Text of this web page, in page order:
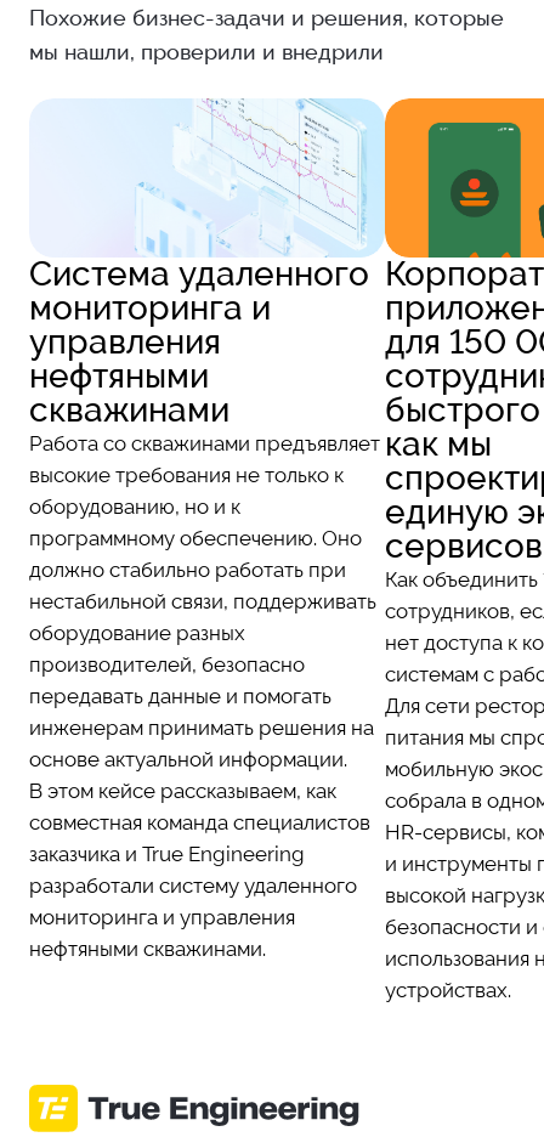
Похожие бизнес-задачи и решения, которые
мы нашли, проверили и внедрили
Система удаленного
мониторинга и
управления
нефтяными
скважинами
Работа со скважинами предъявляет
высокие требования не только к
оборудованию, но и к
программному обеспечению. Оно
должно стабильно работать при
нестабильной связи, поддерживать
оборудование разных
производителей, безопасно
передавать данные и помогать
инженерам принимать решения на
основе актуальной информации.
В этом кейсе рассказываем, как
совместная команда специалистов
заказчика и True Engineering
разработали систему удаленного
мониторинга и управления
нефтяными скважинами.
для 150
как мы
единую
сервисов
Как
сотрудников,
нет доступа к
системам с
Для сети
питания мы
мобильную
собрала в
HR-сервисы,
и инструменты
высокой
безопасности
использования
устройствах.